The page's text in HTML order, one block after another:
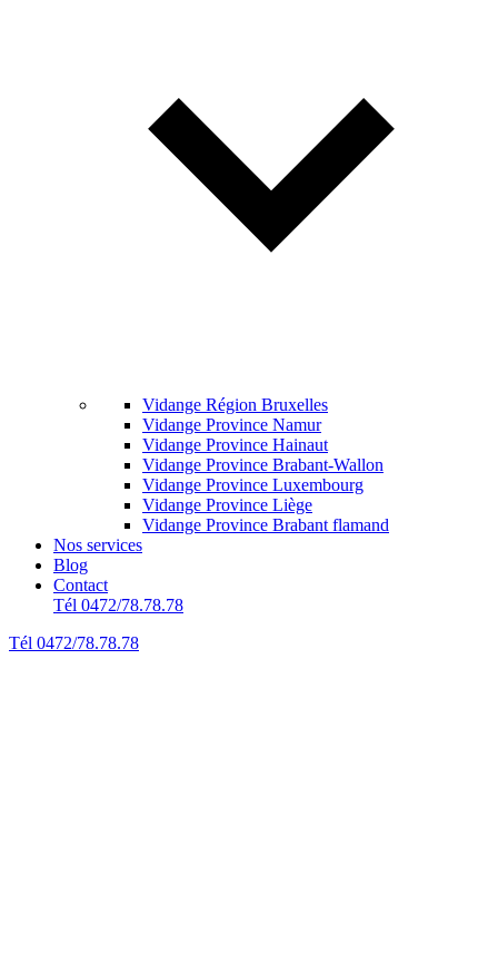
Vidange Région Bruxelles
Vidange Province Namur
Vidange Province Hainaut
Vidange Province Brabant-Wallon
Vidange Province Luxembourg
Vidange Province Liège
Vidange Province Brabant flamand
Nos services
Blog
Contact
Tél 0472/78.78.78
Tél 0472/78.78.78